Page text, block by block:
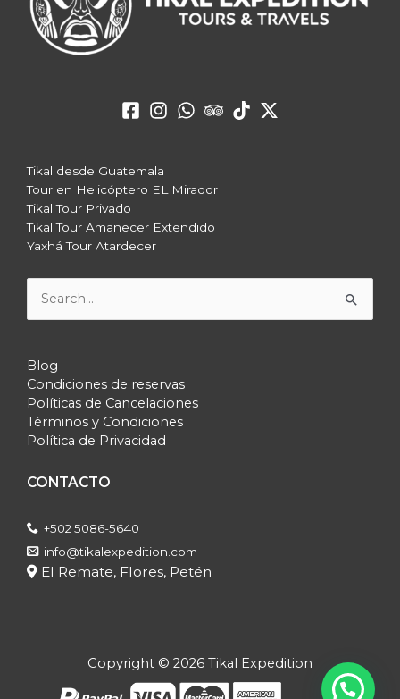
Tikal desde Guatemala
Tour en Helicóptero EL Mirador
Tikal Tour Privado
Tikal Tour Amanecer Extendido
Yaxhá Tour Atardecer
Buscar
por:
Blog
Condiciones de reservas
Políticas de Cancelaciones
Términos y Condiciones
Política de Privacidad
CONTACTO
+502 5086-5640
info@tikalexpedition.com
El Remate, Flores, Petén
Copyright © 2026 Tikal Expedition